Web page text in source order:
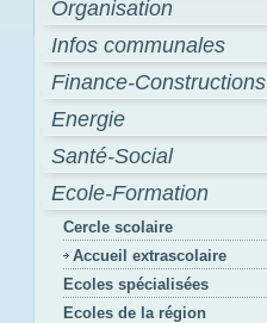
Organisation
Infos communales
Finance-Constructions
Energie
Santé-Social
Ecole-Formation
Cercle scolaire
Accueil extrascolaire
Ecoles spécialisées
Ecoles de la région